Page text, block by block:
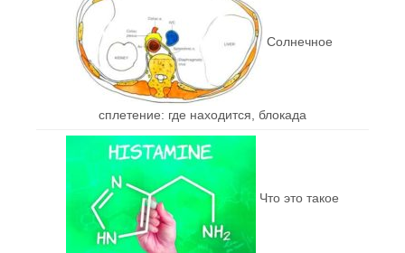
Солнечное
сплетение: где находится, блокада
Что это такое